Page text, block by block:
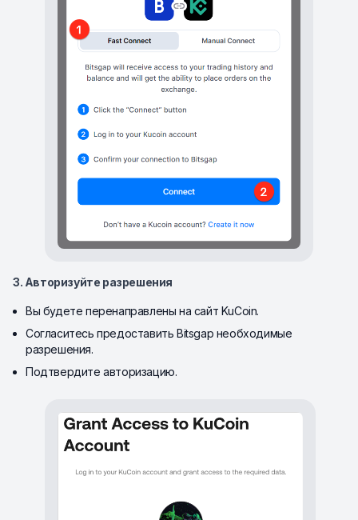
3. Авторизуйте разрешения
Вы будете перенаправлены на сайт KuCoin.
Согласитесь предоставить Bitsgap необходимые
разрешения.
Подтвердите авторизацию.